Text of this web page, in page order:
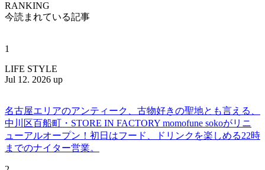
RANKING
今読まれている記事
1
LIFE STYLE
Jul 12. 2026 up
名古屋エリアのアンティーク、古物好きの聖地とも言える、
中川区百船町・STORE IN FACTORY momofune sokoがリニ
ューアルオープン！初日はフード、ドリンクを楽しめる22時
までのナイター営業。